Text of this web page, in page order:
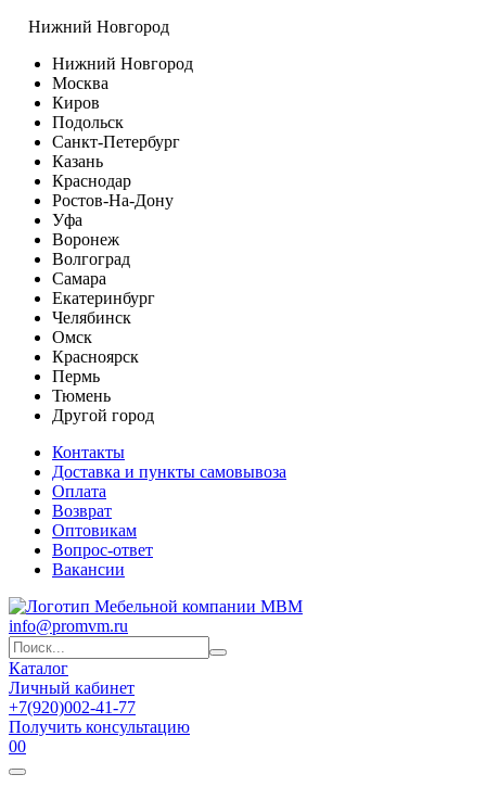
Нижний Новгород
Нижний Новгород
Москва
Киров
Подольск
Санкт-Петербург
Казань
Краснодар
Ростов-На-Дону
Уфа
Воронеж
Волгоград
Самара
Екатеринбург
Челябинск
Омск
Красноярск
Пермь
Тюмень
Другой город
Контакты
Доставка и пункты самовывоза
Оплата
Возврат
Оптовикам
Вопрос-ответ
Вакансии
info@promvm.ru
Каталог
Личный кабинет
+7(920)002-41-77
Получить консультацию
00